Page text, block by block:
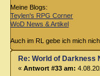
Meine Blogs:
Teylen's RPG Corner
WoD News & Artikel
Auch im RL gebe ich mich
Re: World of Darkness
« Antwort #33 am: